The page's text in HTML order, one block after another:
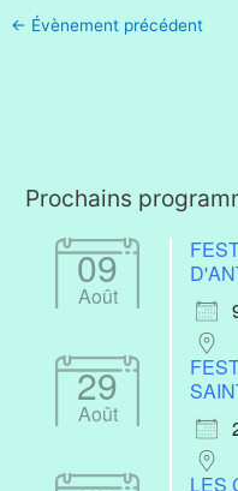
← Évènement précédent
Prochains
09
Août
29
Août
LES